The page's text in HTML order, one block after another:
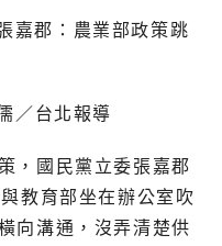
／台北報導
，國民黨立委張嘉郡
教育部坐在辦公室吹
向溝通，沒弄清楚供